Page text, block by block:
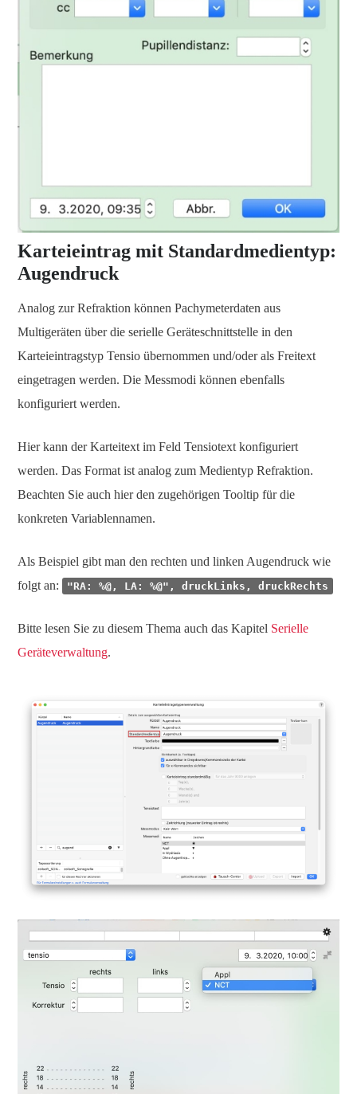
Karteieintrag mit Standardmedientyp:
Augendruck
Analog zur Refraktion können Pachymeterdaten aus
Multigeräten über die serielle Geräteschnittstelle in den
Karteieintragstyp Tensio übernommen und/oder als Freitext
eingetragen werden. Die Messmodi können ebenfalls
konfiguriert werden.
Hier kann der Karteitext im Feld Tensiotext konfiguriert
werden. Das Format ist analog zum Medientyp Refraktion.
Beachten Sie auch hier den zugehörigen Tooltip für die
konkreten Variablennamen.
Als Beispiel gibt man den rechten und linken Augendruck wie
folgt an:
"RA: %@, LA: %@", druckLinks, druckRechts
Bitte lesen Sie zu diesem Thema auch das Kapitel Serielle
Geräteverwaltung.